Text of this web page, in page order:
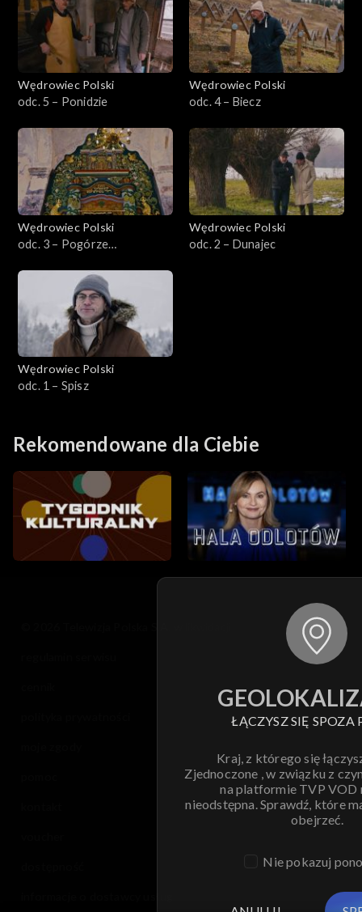
Wędrowiec Polski
odc. 5 – Ponidzie
Wędrowiec Polski
odc. 4 – Biecz
Wędrowiec Polski
odc. 3 – Pogórze
Wędrowiec Polski
odc. 2 – Dunajec
Wędrowiec Polski
odc. 1 – Spisz
Rekomendowane dla Ciebie
ŁĄCZYSZ SIĘ SPOZA
Kraj, z którego się
Zjednoczone , w związku z
na platformie TVP VOD
nieodstępna. Sprawdź, które
obejrzeć.
Nie pokazuj